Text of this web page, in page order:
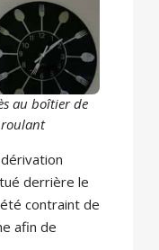
au boîtier de
derrière le
contraint de
afin de